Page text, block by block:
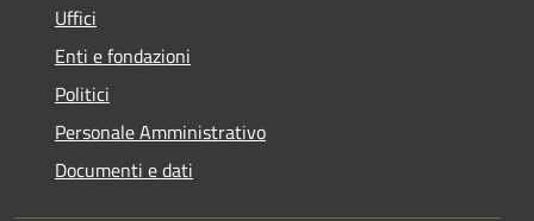
Uffici
Enti e fondazioni
Politici
Personale Amministrativo
Documenti e dati